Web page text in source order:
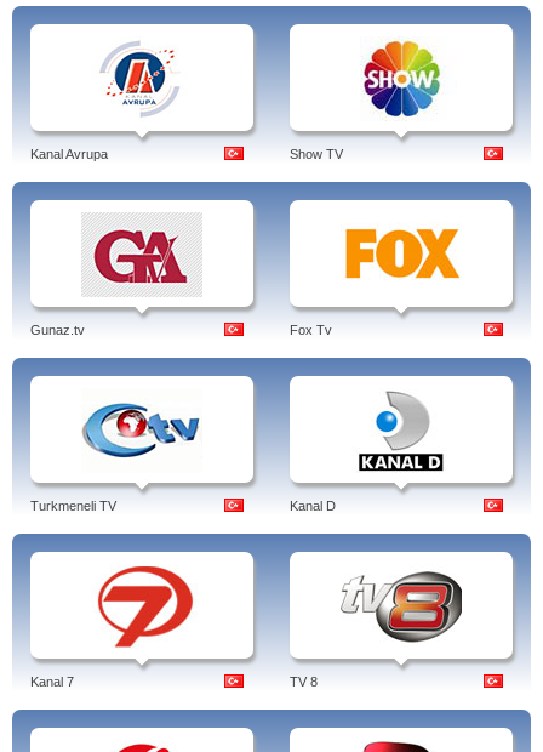
Kanal Avrupa Show TV
Gunaz.tv Fox Tv
Turkmeneli TV Kanal D
Kanal 7 TV 8